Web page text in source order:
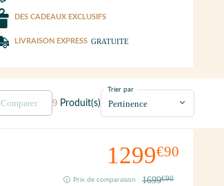
DES CADEAUX EXCLUSIFS
LIVRAISON EXPRESS GRATUITE
Comparer 9 Produit(s)
Trier par
1299€90
Prix de comparaison : 1699€90